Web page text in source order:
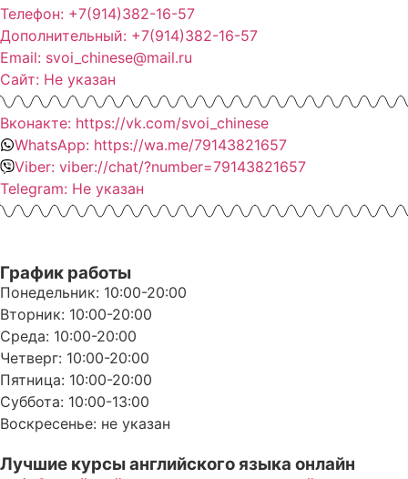
Телефон: +7(914)382-16-57
Дополнительный: +7(914)382-16-57
Email: svoi_chinese@mail.ru
Сайт: Не указан
Вконакте: https://vk.com/svoi_chinese
WhatsApp: https://wa.me/79143821657
Viber: viber://chat/?number=79143821657
Telegram: Не указан
График работы
Понедельник: 10:00-20:00
Вторник: 10:00-20:00
Среда: 10:00-20:00
Четверг: 10:00-20:00
Пятница: 10:00-20:00
Суббота: 10:00-13:00
Воскресенье: не указан
Лучшие курсы английского языка онлайн